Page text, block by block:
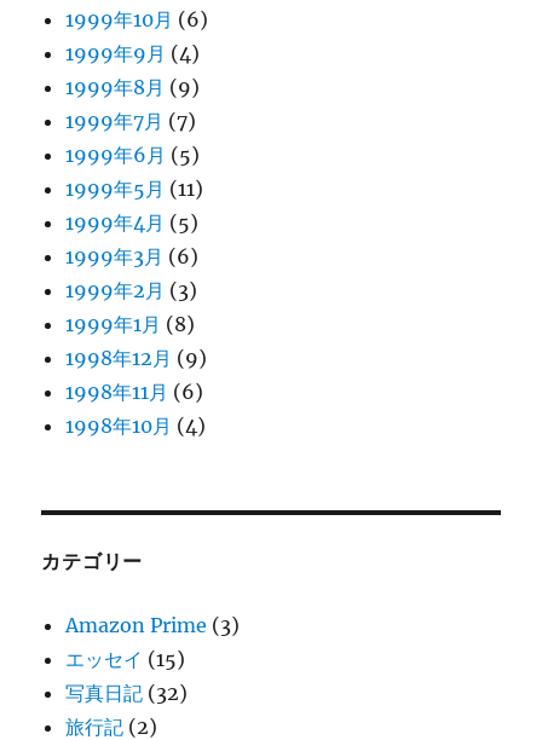
1999年10月 (6)
1999年9月 (4)
1999年8月 (9)
1999年7月 (7)
1999年6月 (5)
1999年5月 (11)
1999年4月 (5)
1999年3月 (6)
1999年2月 (3)
1999年1月 (8)
1998年12月 (9)
1998年11月 (6)
1998年10月 (4)
カテゴリー
Amazon Prime (3)
エッセイ (15)
写真日記 (32)
旅行記 (2)